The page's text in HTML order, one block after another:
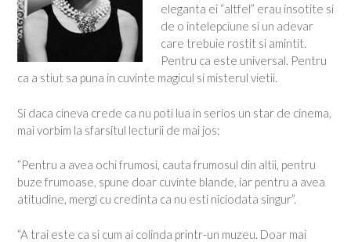
eleganta ei “altfel” erau insotite si
de o intelepciune si un adevar
care trebuie rostit si amintit.
Pentru ca este universal. Pentru
ca a stiut sa puna in cuvinte magicul si misterul vietii.
Si daca cineva crede ca nu poti lua in serios un star de cinema,
mai vorbim la sfarsitul lecturii de mai jos:
“Pentru a avea ochi frumosi, cauta frumosul din altii, pentru
buze frumoase, spune doar cuvinte blande, iar pentru a avea
atitudine, mergi cu credinta ca nu esti niciodata singur”.
“A trai este ca si cum ai colinda printr-un muzeu. Doar mai